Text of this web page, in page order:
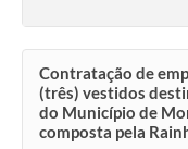
R.H
Telefones Úteis
Contratação de
(três) vestidos
do Município de
composta pela